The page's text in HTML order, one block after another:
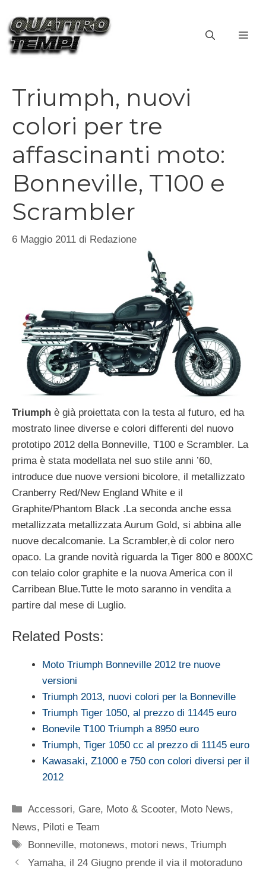
contenuto
Triumph, nuovi
colori per tre
affascinanti moto:
Bonneville, T100 e
Scrambler
6 Maggio 2011 di Redazione
Triumph è già proiettata con la testa al futuro, ed ha
mostrato linee diverse e colori differenti del nuovo
prototipo 2012 della Bonneville, T100 e Scrambler. La
prima è stata modellata nel suo stile anni ’60,
introduce due nuove versioni bicolore, il metallizzato
Cranberry Red/New England White e il
Graphite/Phantom Black .La seconda anche essa
metallizzata metallizzata Aurum Gold, si abbina alle
nuove decalcomanie. La Scrambler,è di color nero
opaco. La grande novità riguarda la Tiger 800 e 800XC
con telaio color graphite e la nuova America con il
Carribean Blue.Tutte le moto saranno in vendita a
partire dal mese di Luglio.
Related Posts:
Moto Triumph Bonneville 2012 tre nuove
versioni
Triumph 2013, nuovi colori per la Bonneville
Triumph Tiger 1050, al prezzo di 11445 euro
Bonevile T100 Triumph a 8950 euro
Triumph, Tiger 1050 cc al prezzo di 11145 euro
Kawasaki, Z1000 e 750 con colori diversi per il
2012
Categorie
Accessori, Gare, Moto & Scooter, Moto News,
News, Piloti e Team
Tag
Bonneville, motonews, motori news,Triumph
Yamaha, il 24 Giugno prende il via il motoraduno